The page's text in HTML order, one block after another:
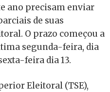
ano precisam enviar
de suas
O prazo começou a
segunda-feira, dia
feira dia 13.
Eleitoral (TSE),